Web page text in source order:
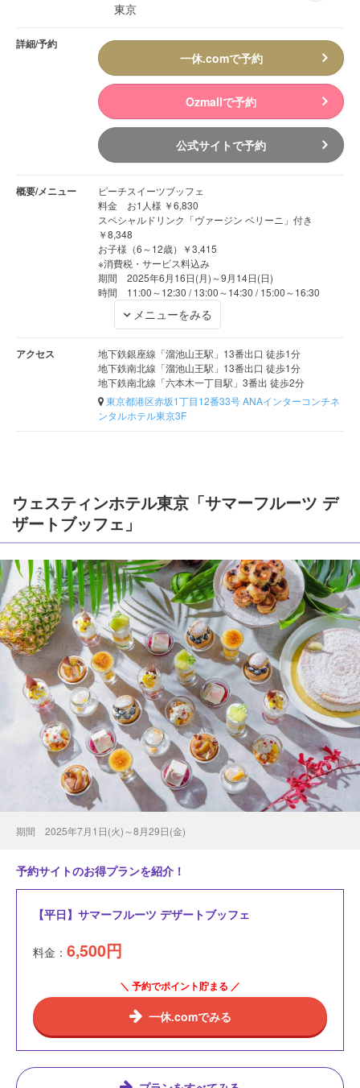
東京
詳細/予約
一休.comで予約
Ozmallで予約
公式サイトで予約
概要/メニュー
ピーチスイーツブッフェ
料金 お1人様 ￥6,830
スペシャルドリンク「ヴァージン ベリーニ」付き
￥8,348
お子様（6～12歳）￥3,415
※消費税・サービス料込み
期間 2025年6月16日(月)～9月14日(日)
時間 11:00～12:30 / 13:00～14:30 / 15:00～16:30
メニューをみる
アクセス
地下鉄銀座線「溜池山王駅」13番出口 徒歩1分
地下鉄南北線「溜池山王駅」13番出口 徒歩1分
地下鉄南北線「六本木一丁目駅」3番出 徒歩2分
東京都港区赤坂1丁目12番33号 ANAインターコンチネ
ンタルホテル東京3F
ウェスティンホテル東京「サマーフルーツ デ
ザートブッフェ」
期間 2025年7月1日(火)～8月29日(金)
予約サイトのお得プランを紹介！
【平日】サマーフルーツ デザートブッフェ
料金： 6,500円
＼ 予約でポイント貯まる ／
一休.comでみる